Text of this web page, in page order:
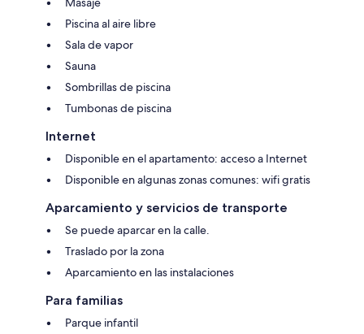
Piscina al aire libre
Sala de vapor
Sauna
Sombrillas de piscina
Tumbonas de piscina
Internet
Disponible en el apartamento: acceso a Internet
Disponible en algunas zonas comunes: wifi gratis
Aparcamiento y servicios de transporte
Se puede aparcar en la calle.
Traslado por la zona
Aparcamiento en las instalaciones
Para familias
Parque infantil